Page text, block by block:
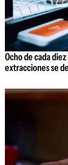
Ocho de cada
extracciones se